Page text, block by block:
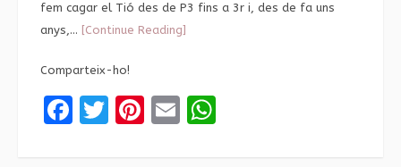
fem cagar el Tió des de P3 fins a 3r i, des de fa uns
anys,… [Continue Reading]
Comparteix-ho!
Facebook
Twitter
Pinterest
Email